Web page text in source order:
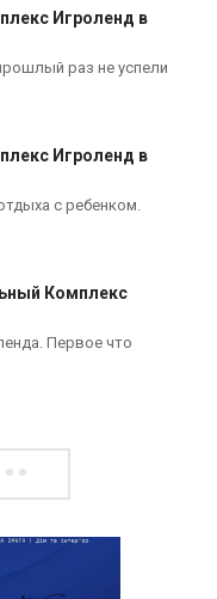
Игроленд в
раз не успели
Игроленд в
с ребенком.
Комплекс
Первое что